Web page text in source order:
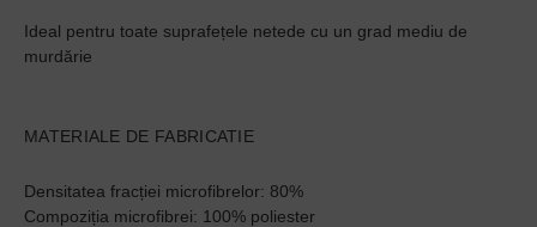
Ideal pentru toate suprafețele netede cu un grad mediu de
murdărie
MATERIALE DE FABRICATIE
Densitatea fracției microfibrelor: 80%
Compoziția microfibrei: 100% poliester